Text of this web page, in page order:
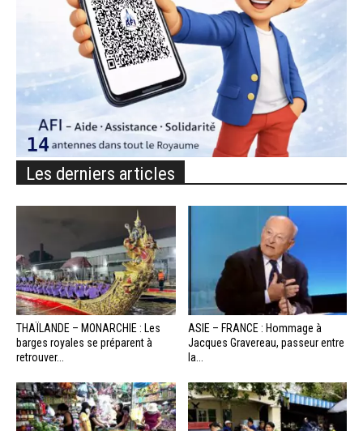
Les derniers articles
THAÏLANDE – MONARCHIE : Les
barges royales se préparent à
retrouver...
ASIE – FRANCE : Hommage à
Jacques Gravereau, passeur entre
la...